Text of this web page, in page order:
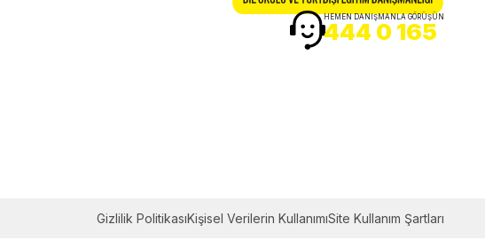
HEMEN DANIŞMANLA GÖRÜŞÜN
444 0 165
Gizlilik PolitikasıKişisel Verilerin KullanımıSite Kullanım Şartları